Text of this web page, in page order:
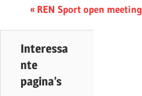
Berichtnavigatie
Previous
REN Sport open meeting
Interessa
nte
pagina’s